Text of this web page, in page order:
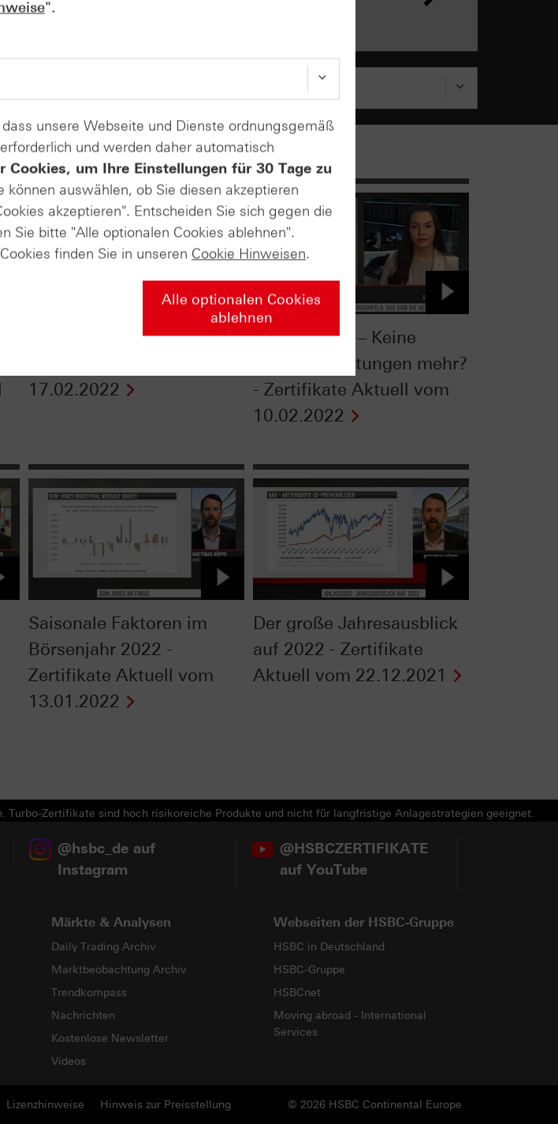
Gold glänzt wieder -
17.02.2022
Aktienmarkt – Keine
hohen Erwartungen mehr?
- Zertifikate Aktuell vom
10.02.2022
Saisonale Faktoren im
Börsenjahr 2022 -
Zertifikate Aktuell vom
13.01.2022
Der große Jahresausblick
auf 2022 - Zertifikate
Aktuell vom 22.12.2021
Zertifikate sind hoch risikoreiche Produkte und nicht für langfristige Anlagestrategien geeignet.
@hsbc_de auf
Instagram
@HSBCZERTIFIKATE
auf YouTube
Märkte & Analysen
Daily Trading Archiv
Marktbeobachtung Archiv
Trendkompass
Nachrichten
Kostenlose Newsletter
Videos
Webseiten der HSBC-Gruppe
HSBC in Deutschland
HSBC-Gruppe
HSBCnet
Moving abroad - International
Services
Lizenzhinweise © 2026 HSBC Continental Europe
Hinweis zur Preisstellung
".
unsere Webseite und Dienste ordnungsgemäß
und werden daher automatisch
Cookies, um Ihre Einstellungen für 30 Tage zu
können auswählen, ob Sie diesen akzeptieren
akzeptieren". Entscheiden Sie sich gegen die
Sie bitte "Alle optionalen Cookies ablehnen".
finden Sie in unseren Cookie Hinweisen.
Alle optionalen Cookies
ablehnen